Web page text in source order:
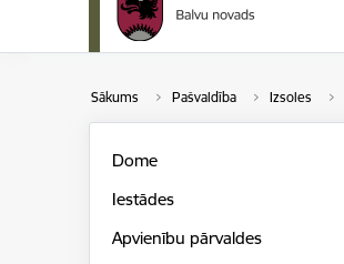
Sākums Pašvaldība Izsoles
Dome
Iestādes
Apvienību pārvaldes